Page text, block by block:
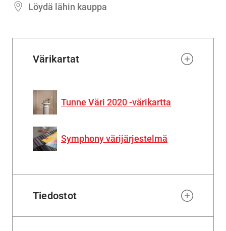
Löydä lähin kauppa
Värikartat
Tunne Väri 2020 -värikartta
Symphony värijärjestelmä
Tiedostot